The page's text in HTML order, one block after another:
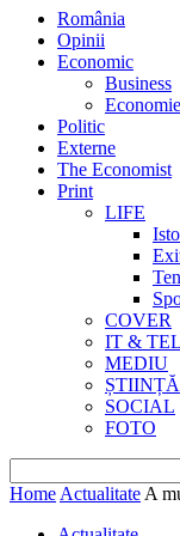
România
Opinii
Economic
Business
Politic
Externe
The Economist
Print
LIFE
COVER
IT &
MEDIU
ȘTIINȚĂ
SOCIAL
FOTO
Home Actualitate A